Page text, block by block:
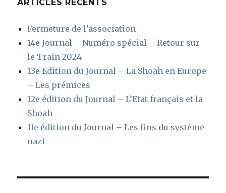
ARTICLES RÉCENTS
Fermeture de l’association
14e Journal – Numéro spécial – Retour sur
le Train 2024
13e Edition du Journal – La Shoah en Europe
– Les prémices
12e édition du Journal – L’Etat français et la
Shoah
11e édition du Journal – Les fins du système
nazi